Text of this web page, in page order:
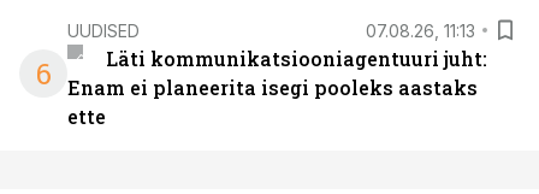
6
UUDISED 07.08.26, 11:13
Läti kommunikatsiooniagentuuri juht:
Enam ei planeerita isegi pooleks aastaks
ette